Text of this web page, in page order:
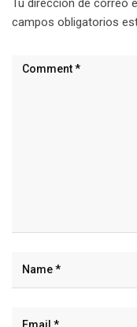
Tu dirección de correo
campos obligatorios